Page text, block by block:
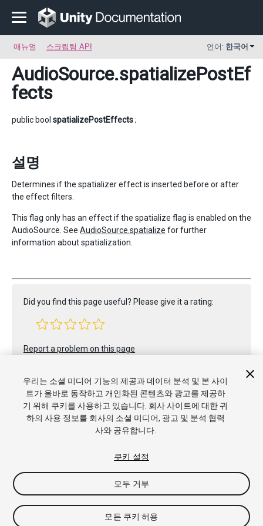
매뉴얼 스크립팅 API 언어: 한국어
AudioSource.spatializePostEf
fects
public bool spatializePostEffects;
설명
Determines if the spatializer effect is inserted before or after
the effect filters.
This flag only has an effect if the spatialize flag is enabled on the
AudioSource. See AudioSource.spatialize for further
information about spatialization.
Did you find this page useful? Please give it a rating:
Report a problem on this page
개인정보처리방침
지
쿠키 기본 설정
우리는 소셜 미디어 기능의 제공과 데이터 분석 및 본 사이
트가 올바로 동작하고 개인화된 콘텐츠와 광고를 제공하
기 위해 쿠키를 사용하고 있습니다. 회사 사이트에 대한 귀
하의 사용 정보를 회사의 소셜 미디어, 광고 및 분석 협력
사와 공유합니다.
쿠키 설정
모두 거부
모든 쿠키 허용